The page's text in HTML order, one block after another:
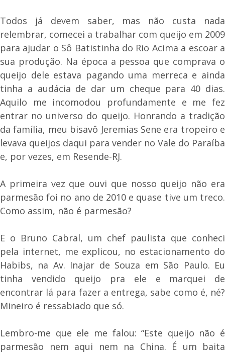
Todos já devem saber, mas não custa nada
relembrar, comecei a trabalhar com queijo em 2009
para ajudar o Sô Batistinha do Rio Acima a escoar a
sua produção. Na época a pessoa que comprava o
queijo dele estava pagando uma merreca e ainda
tinha a audácia de dar um cheque para 40 dias.
Aquilo me incomodou profundamente e me fez
entrar no universo do queijo. Honrando a tradição
da família, meu bisavô Jeremias Sene era tropeiro e
levava queijos daqui para vender no Vale do Paraíba
e, por vezes, em Resende-RJ.
A primeira vez que ouvi que nosso queijo não era
parmesão foi no ano de 2010 e quase tive um treco.
Como assim, não é parmesão?
E o Bruno Cabral, um chef paulista que conheci
pela internet, me explicou, no estacionamento do
Habibs, na Av. Inajar de Souza em São Paulo. Eu
tinha vendido queijo pra ele e marquei de
encontrar lá para fazer a entrega, sabe como é, né?
Mineiro é ressabiado que só.
Lembro-me que ele me falou: “Este queijo não é
parmesão nem aqui nem na China. É um baita